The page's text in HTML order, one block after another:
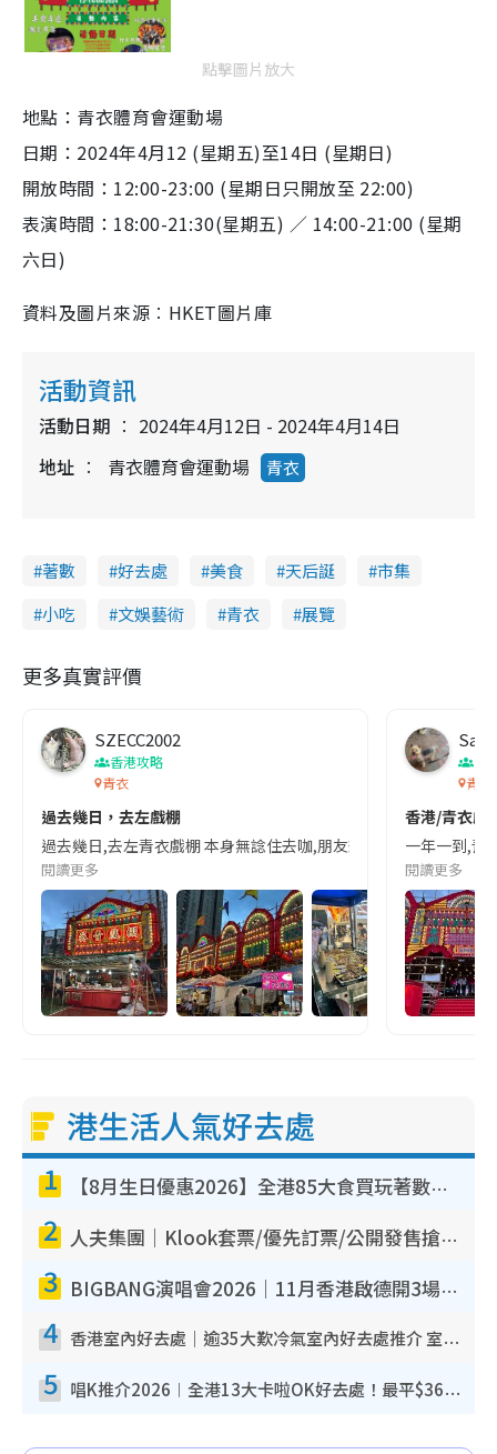
點擊圖片放大
地點：青衣體育會運動場
日期：2024年4月12 (星期五)至14日 (星期日)
開放時間：12:00-23:00 (星期日只開放至 22:00)
表演時間：18:00-21:30(星期五) ／ 14:00-21:00 (星期
六日)
資料及圖片來源︰HKET圖片庫
活動資訊
活動日期
2024年4月12日 - 2024年4月14日
地址
青衣體育會運動場 青衣
著數 好去處 美食 天后誕
市集
小吃
文娛藝術 青衣 展覽
更多真實評價
SZECC2002
香港攻略
青衣
過去幾日，去左戲棚
過去幾日,去左青衣戲棚 本身無諗住去咖,朋友想去,所以陪佢去
閱讀更多
青衣
香港/青衣戲
一年一到,青
閱讀更多
港生活人氣好去處
1 【8月生日優惠2026】全港85大食買玩著數攻略 自助餐/火鍋放題同行免費＋誠品/DONKI送現金券
2 人夫集團｜Klook套票/優先訂票/公開發售搶飛攻略！附票價.購票連結.場地座位表
3 BIGBANG演唱會2026｜11月香港啟德開3場！實名制VIP申請、優先購票攻略
4 香港室內好去處｜逾35大歎冷氣室內好去處推介 室內活動免費避雨無懼落雨
5 唱K推介2026︱全港13大卡啦OK好去處！最平$36起 日文K都有！(附地址+收費詳情)